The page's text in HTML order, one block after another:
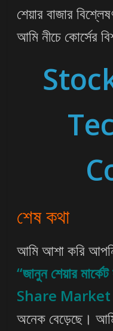
শেয়ার বাজার
আমি নীচে কোর্সের
শেষ কথা
আমি আশা করি
“জানুন শেয়ার
Share
অনেক বেড়েছে।